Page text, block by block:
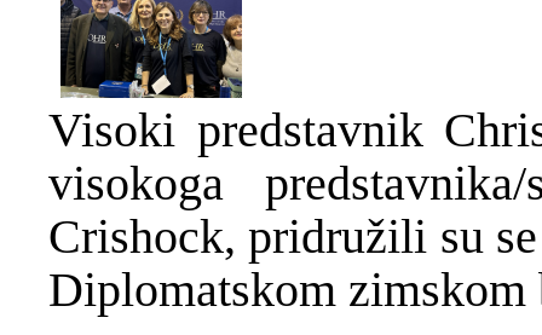
Visoki predstavnik
visokoga
Crishock, pridružili su
Diplomatskom zimskom